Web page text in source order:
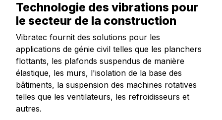
Technologie des vibrations pour
le secteur de la construction
Vibratec fournit des solutions pour les
applications de génie civil telles que les planchers
flottants, les plafonds suspendus de manière
élastique, les murs, l'isolation de la base des
bâtiments, la suspension des machines rotatives
telles que les ventilateurs, les refroidisseurs et
autres.